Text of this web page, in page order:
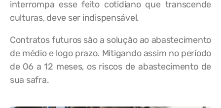
interrompa esse feito cotidiano que transcende
culturas, deve ser indispensável.
Contratos futuros são a solução ao abastecimento
de médio e logo prazo. Mitigando assim no período
de 06 a 12 meses, os riscos de abastecimento de
sua safra.